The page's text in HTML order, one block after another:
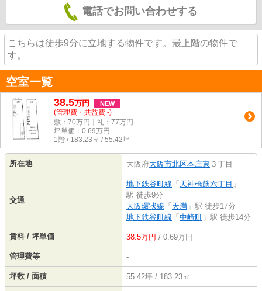
電話でお問い合わせする
こちらは徒歩9分に立地する物件です。最上階の物件で
す。
空室一覧
38.5万円 NEW
(管理費・共益費 -)
敷：70万円｜礼：77万円
坪単価： 0.69万円
1階 / 183.23㎡ / 55.42坪
所在地 大阪府大阪市北区本庄東 ３丁目
交通
地下鉄谷町線 「 天神橋筋六丁目 」
駅 徒歩9分
大阪環状線 「 天満 」駅 徒歩17分
地下鉄谷町線 「 中崎町 」駅 徒歩14分
賃料 / 坪単価 38.5万円 / 0.69万円
管理費等 -
坪数 / 面積 55.42坪 / 183.23㎡